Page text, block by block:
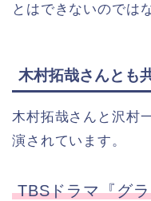
とはできないのでは
木村拓哉さんとも
木村拓哉さんと沢村
演されています。
TBSドラマ『グ